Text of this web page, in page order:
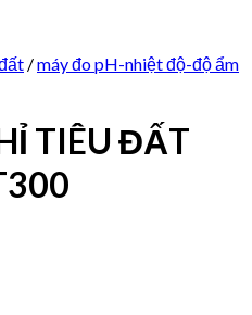
/máy đo pH-nhiệt độ-độ ẩm
TIÊU ĐẤT